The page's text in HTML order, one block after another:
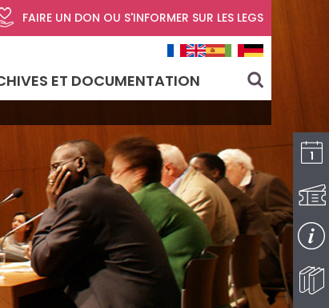
FAIRE UN DON OU S'INFORMER SUR LES LEGS
ET DOCUMENTATION